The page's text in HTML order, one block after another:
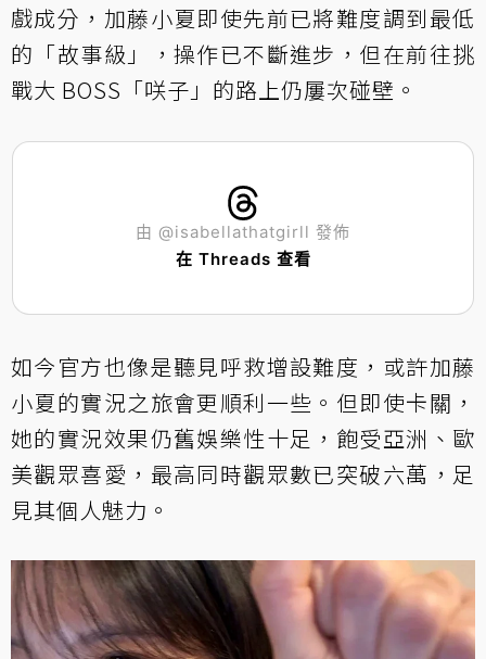
戲成分，加藤小夏即使先前已將難度調到最低
的「故事級」，操作已不斷進步，但在前往挑
戰大 BOSS「咲子」的路上仍屢次碰壁。
由 @isabellathatgirll 發佈
在 Threads 查看
如今官方也像是聽見呼救增設難度，或許加藤
小夏的實況之旅會更順利一些。但即使卡關，
她的實況效果仍舊娛樂性十足，飽受亞洲、歐
美觀眾喜愛，最高同時觀眾數已突破六萬，足
見其個人魅力。